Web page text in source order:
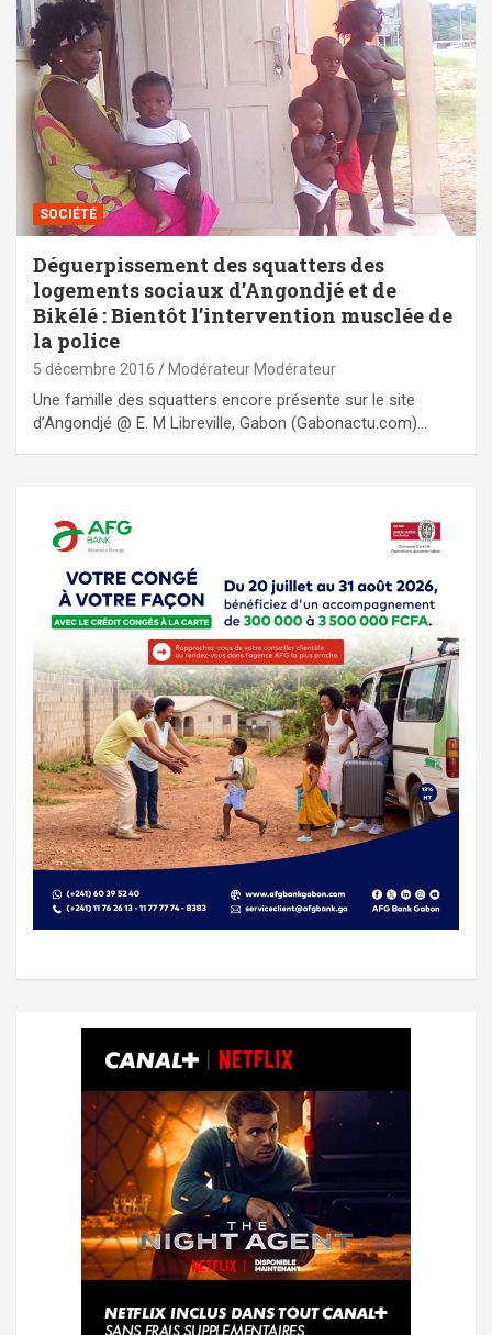
SOCIÉTÉ
Déguerpissement des squatters des
logements sociaux d’Angondjé et de
Bikélé : Bientôt l’intervention musclée de
la police
5 décembre 2016 Modérateur Modérateur
Une famille des squatters encore présente sur le site
d’Angondjé @ E. M Libreville, Gabon (Gabonactu.com)…